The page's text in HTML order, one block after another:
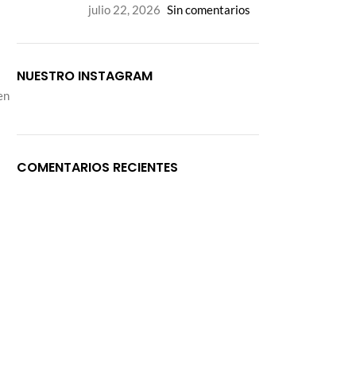
julio 22, 2026 Sin comentarios
NUESTRO INSTAGRAM
COMENTARIOS RECIENTES